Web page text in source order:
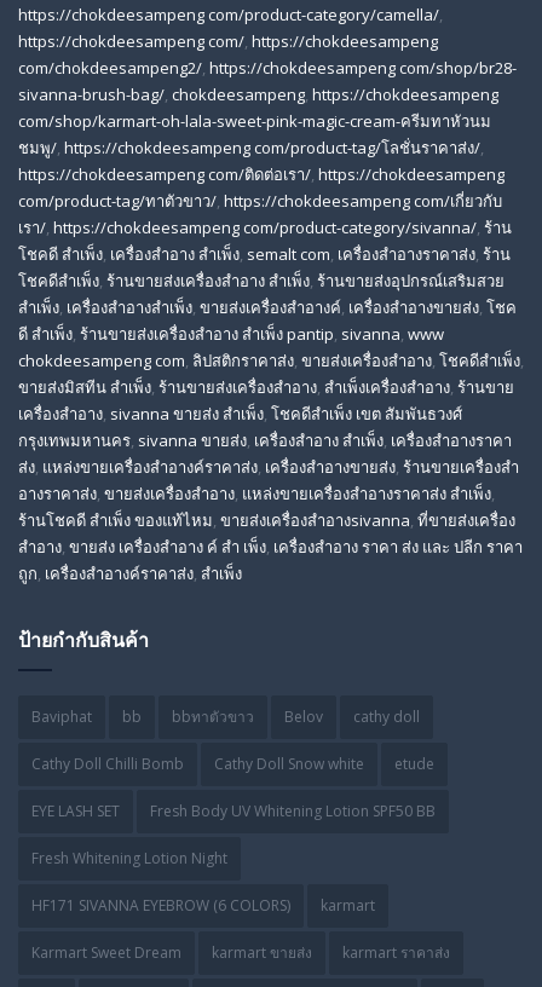
https://chokdeesampeng com/product-category/camella/,
https://chokdeesampeng com/, https://chokdeesampeng
com/chokdeesampeng2/, https://chokdeesampeng com/shop/br28-
sivanna-brush-bag/, chokdeesampeng, https://chokdeesampeng
com/shop/karmart-oh-lala-sweet-pink-magic-cream-ครีมทาหัวนม
ชมพู/, https://chokdeesampeng com/product-tag/โลชั่นราคาส่ง/,
https://chokdeesampeng com/ติดต่อเรา/, https://chokdeesampeng
com/product-tag/ทาตัวขาว/, https://chokdeesampeng com/เกี่ยวกับ
เรา/, https://chokdeesampeng com/product-category/sivanna/, ร้าน
โชคดี สําเพ็ง, เครื่องสำอาง สำเพ็ง, semalt com, เครื่องสำอางราคาส่ง, ร้าน
โชคดีสำเพ็ง, ร้านขายส่งเครื่องสําอาง สําเพ็ง, ร้านขายส่งอุปกรณ์เสริมสวย
สําเพ็ง, เครื่องสำอางสำเพ็ง, ขายส่งเครื่องสำอางค์, เครื่องสำอางขายส่ง, โชค
ดี สําเพ็ง, ร้านขายส่งเครื่องสําอาง สําเพ็ง pantip, sivanna, www
chokdeesampeng com, ลิปสติกราคาส่ง, ขายส่งเครื่องสำอาง, โชคดีสำเพ็ง,
ขายส่งมิสทีน สําเพ็ง, ร้านขายส่งเครื่องสำอาง, สําเพ็งเครื่องสําอาง, ร้านขาย
เครื่องสำอาง, sivanna ขายส่ง สําเพ็ง, โชคดีสำเพ็ง เขต สัมพันธวงศ์
กรุงเทพมหานคร, sivanna ขายส่ง, เครื่องสําอาง สําเพ็ง, เครื่องสําอางราคา
ส่ง, แหล่งขายเครื่องสําอางค์ราคาส่ง, เครื่องสําอางขายส่ง, ร้านขายเครื่องสํา
อางราคาส่ง, ขายส่งเครื่องสําอาง, แหล่งขายเครื่องสําอางราคาส่ง สําเพ็ง,
ร้านโชคดี สําเพ็ง ของแท้ไหม, ขายส่งเครื่องสําอางsivanna, ที่ขายส่งเครื่อง
สําอาง, ขายส่ง เครื่องสำอาง ค์ สำ เพ็ง, เครื่องสำอาง ราคา ส่ง และ ปลีก ราคา
ถูก, เครื่องสำอางค์ราคาส่ง, สำเพ็ง
ป้ายกำกับสินค้า
Baviphat bb bbทาตัวขาว Belov cathy doll
Cathy Doll Chilli Bomb Cathy Doll Snow white etude
EYE LASH SET Fresh Body UV Whitening Lotion SPF50 BB
Fresh Whitening Lotion Night
HF171 SIVANNA EYEBROW (6 COLORS) karmart
Karmart Sweet Dream karmart ขายส่ง karmart ราคาส่ง